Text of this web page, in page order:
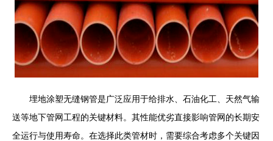
埋地涂塑无缝钢管是广泛应用于给排水、石油化工、天然气输
送等地下管网工程的关键材料。其性能优劣直接影响管网的长期安
全运行与使用寿命。在选择此类管材时，需要综合考虑多个关键因